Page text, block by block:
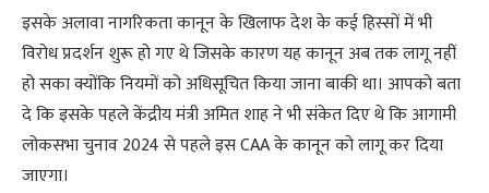
इसके अलावा नागरिकता कानून के खिलाफ देश के कई हिस्सों में भी
विरोध प्रदर्शन शुरू हो गए थे जिसके कारण यह कानून अब तक लागू नहीं
हो सका क्योंकि नियमों को अधिसूचित किया जाना बाकी था। आपको बता
दे कि इसके पहले केंद्रीय मंत्री अमित शाह ने भी संकेत दिए थे कि आगामी
लोकसभा चुनाव 2024 से पहले इस CAA के कानून को लागू कर दिया
जाएगा।